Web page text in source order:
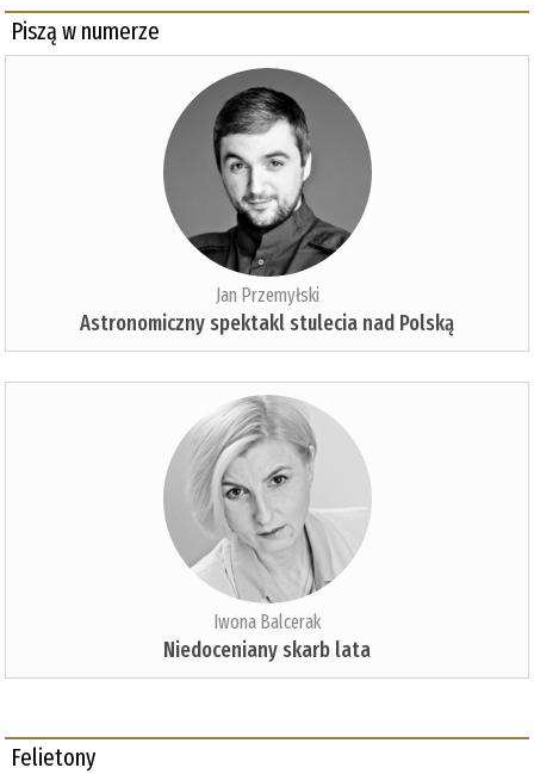
Piszą w numerze
Jan Przemyłski
Astronomiczny spektakl stulecia nad Polską
Iwona Balcerak
Niedoceniany skarb lata
Felietony